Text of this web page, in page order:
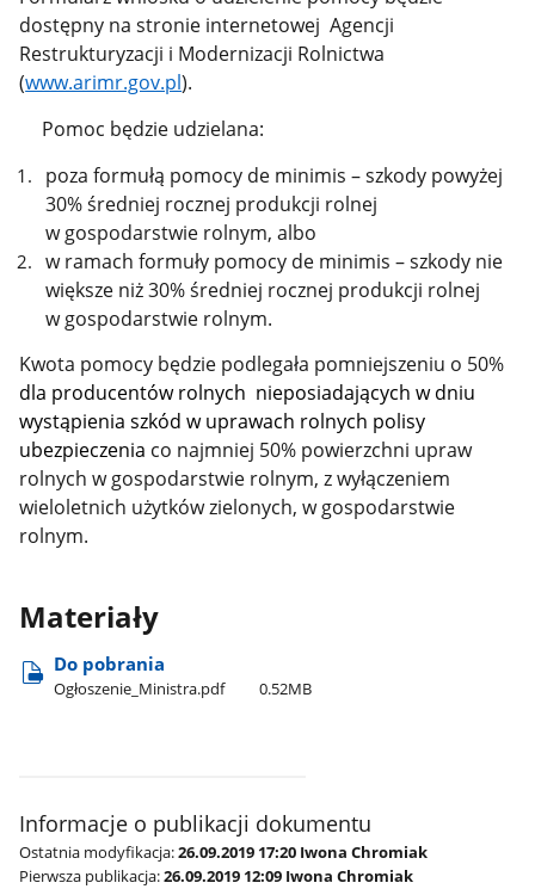
dostępny na stronie internetowej Agencji
Restrukturyzacji i Modernizacji Rolnictwa
(www.arimr.gov.pl).
Pomoc będzie udzielana:
poza formułą pomocy de minimis – szkody powyżej
30% średniej rocznej produkcji rolnej
w gospodarstwie rolnym, albo
w ramach formuły pomocy de minimis – szkody nie
większe niż 30% średniej rocznej produkcji rolnej
w gospodarstwie rolnym.
Kwota pomocy będzie podlegała pomniejszeniu o 50%
dla producentów rolnych nieposiadających w dniu
wystąpienia szkód w uprawach rolnych polisy
ubezpieczenia co najmniej 50% powierzchni upraw
rolnych w gospodarstwie rolnym, z wyłączeniem
wieloletnich użytków zielonych, w gospodarstwie
rolnym.
Materiały
Do pobrania
Ogłoszenie​_Ministra.pdf 0.52MB
Informacje o publikacji dokumentu
Ostatnia modyfikacja:26.09.2019 17:20 Iwona Chromiak
Pierwsza publikacja:26.09.2019 12:09 Iwona Chromiak